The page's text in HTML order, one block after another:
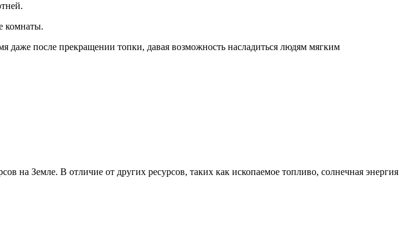
комнаты.
даже после прекращении топки, давая возможность насладиться людям мягким
на Земле. В отличие от других ресурсов, таких как ископаемое топливо, солнечная энергия